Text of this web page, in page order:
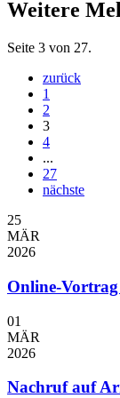
Weitere
Seite 3 von 27.
zurück
1
2
3
4
...
27
nächste
25
MÄR
2026
Online-Vortrag
01
MÄR
2026
Nachruf auf